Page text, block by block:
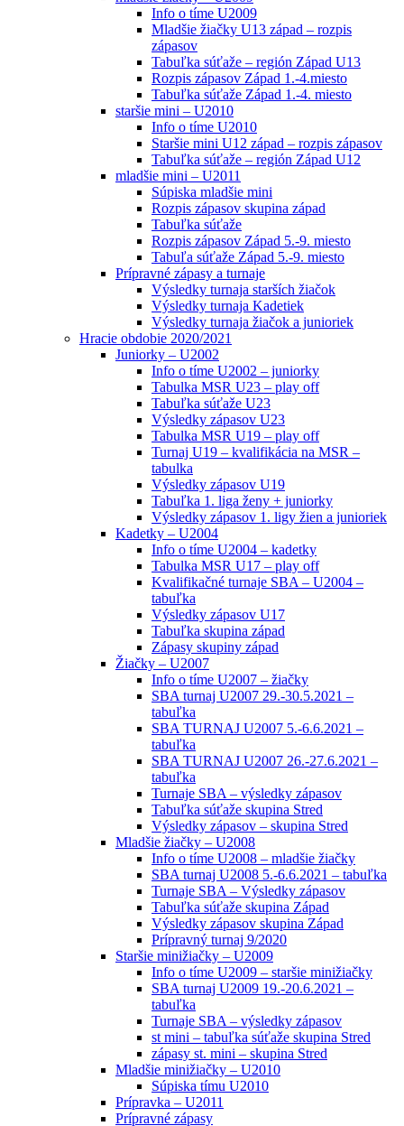
Info o tíme U2009
Mladšie žiačky U13 západ – rozpis
zápasov
Tabuľka súťaže – región Západ U13
Rozpis zápasov Západ 1.-4.miesto
Tabuľka súťaže Západ 1.-4. miesto
staršie mini – U2010
Info o tíme U2010
Staršie mini U12 západ – rozpis zápasov
Tabuľka súťaže – región Západ U12
mladšie mini – U2011
Súpiska mladšie mini
Rozpis zápasov skupina západ
Tabuľka súťaže
Rozpis zápasov Západ 5.-9. miesto
Tabuľa súťaže Západ 5.-9. miesto
Prípravné zápasy a turnaje
Výsledky turnaja starších žiačok
Výsledky turnaja Kadetiek
Výsledky turnaja žiačok a junioriek
Hracie obdobie 2020/2021
Juniorky – U2002
Info o tíme U2002 – juniorky
Tabulka MSR U23 – play off
Tabuľka súťaže U23
Výsledky zápasov U23
Tabulka MSR U19 – play off
Turnaj U19 – kvalifikácia na MSR –
tabulka
Výsledky zápasov U19
Tabuľka 1. liga ženy + juniorky
Výsledky zápasov 1. ligy žien a junioriek
Kadetky – U2004
Info o tíme U2004 – kadetky
Tabulka MSR U17 – play off
Kvalifikačné turnaje SBA – U2004 –
tabuľka
Výsledky zápasov U17
Tabuľka skupina západ
Zápasy skupiny západ
Žiačky – U2007
Info o tíme U2007 – žiačky
SBA turnaj U2007 29.-30.5.2021 –
tabuľka
SBA TURNAJ U2007 5.-6.6.2021 –
tabuľka
SBA TURNAJ U2007 26.-27.6.2021 –
tabuľka
Turnaje SBA – výsledky zápasov
Tabuľka súťaže skupina Stred
Výsledky zápasov – skupina Stred
Mladšie žiačky – U2008
Info o tíme U2008 – mladšie žiačky
SBA turnaj U2008 5.-6.6.2021 – tabuľka
Turnaje SBA – Výsledky zápasov
Tabuľka súťaže skupina Západ
Výsledky zápasov skupina Západ
Prípravný turnaj 9/2020
Staršie minižiačky – U2009
Info o tíme U2009 – staršie minižiačky
SBA turnaj U2009 19.-20.6.2021 –
tabuľka
Turnaje SBA – výsledky zápasov
st mini – tabuľka súťaže skupina Stred
zápasy st. mini – skupina Stred
Mladšie minižiačky – U2010
Súpiska tímu U2010
Prípravka – U2011
Prípravné zápasy